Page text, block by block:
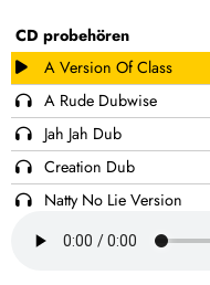
CD probehören
A Version Of Class
A Rude Dubwise
Jah Jah Dub
Creation Dub
Natty No Lie Version
Forward Dub